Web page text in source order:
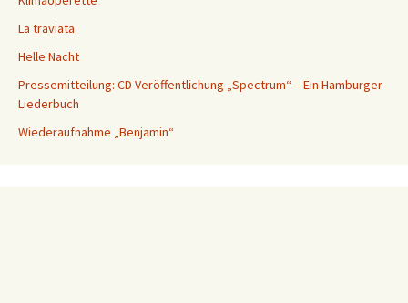
La traviata
Helle Nacht
Pressemitteilung: CD Veröffentlichung „Spectrum“ – Ein Hamburger
Liederbuch
Wiederaufnahme „Benjamin“